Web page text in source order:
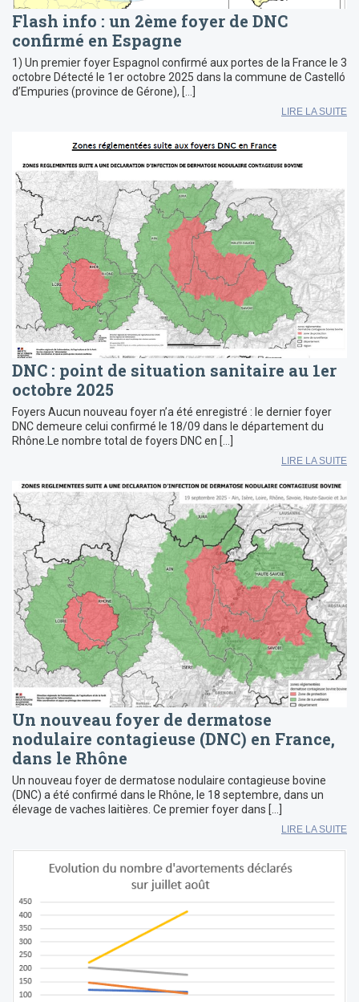
Flash info : un 2ème foyer de DNC
confirmé en Espagne
1) Un premier foyer Espagnol confirmé aux portes de la France le 3
octobre Détecté le 1er octobre 2025 dans la commune de Castelló
d’Empuries (province de Gérone), […]
LIRE LA SUITE
DNC : point de situation sanitaire au 1er
octobre 2025
Foyers Aucun nouveau foyer n’a été enregistré : le dernier foyer
DNC demeure celui confirmé le 18/09 dans le département du
Rhône.Le nombre total de foyers DNC en […]
LIRE LA SUITE
Un nouveau foyer de dermatose
nodulaire contagieuse (DNC) en France,
dans le Rhône
Un nouveau foyer de dermatose nodulaire contagieuse bovine
(DNC) a été confirmé dans le Rhône, le 18 septembre, dans un
élevage de vaches laitières. Ce premier foyer dans […]
LIRE LA SUITE